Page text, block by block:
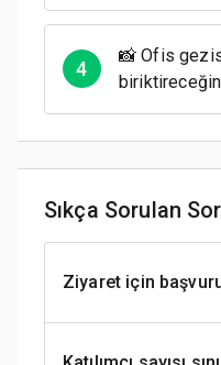
4
📸 Ofis
Sıkça Sorulan
Ziyaret için